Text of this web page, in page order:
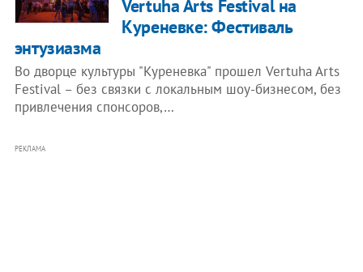
Vertuha Arts Festival на
Куреневке: Фестиваль
энтузиазма
Во дворце культуры "Куреневка" прошел Vertuha Arts
Festival – без связки с локальным шоу-бизнесом, без
привлечения спонсоров,…
РЕКЛАМА